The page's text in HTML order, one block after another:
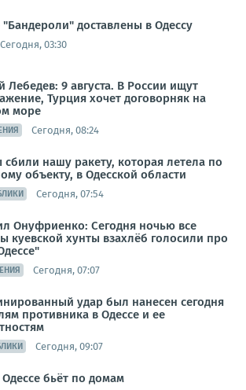
"Бандероли" доставлены в Одессу
Сегодня, 03:30
Лебедев: 9 августа. В России ищут
Турция хочет договорняк на
море
Сегодня, 08:24
сбили нашу ракету, которая летела по
объекту, в Одесской области
Сегодня, 07:54
Онуфриенко: Сегодня ночью все
куевской хунты взахлёб голосили про
Сегодня, 07:07
удар был нанесен сегодня
противника в Одессе и ее
Сегодня, 09:07
бьёт по домам